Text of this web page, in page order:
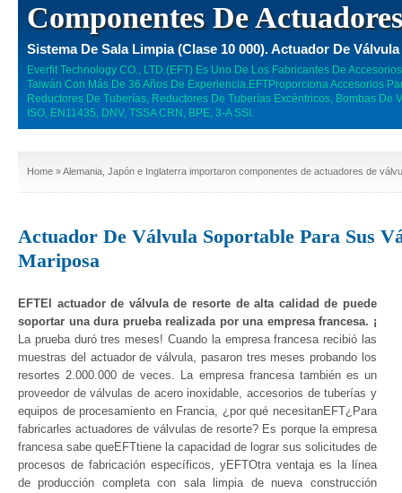
Componentes De
Sistema De Sala Limpia (clase 10 000). Actuador De
Everfit Technology CO., LTD.(EFT) Es Uno De Los Fabricantes De
Taiwán Con Más De 36 Años De Experiencia.EFTProporciona Accesorios
Reductores De Tuberías, Reductores De Tuberías Excéntricos, Bombas De
ISO, EN11435, DNV, TSSA CRN, BPE, 3-A SSI.
Home » Alemania, Japón e Inglaterra importaron componentes de actuadores de
Actuador De Válvula Soportable Para Sus
Mariposa
EFTEl actuador de válvula de resorte de alta calidad de puede
soportar una dura prueba realizada por una empresa francesa. ¡
La prueba duró tres meses! Cuando la empresa francesa recibió las
muestras del actuador de válvula, pasaron tres meses probando los
resortes 2.000.000 de veces. La empresa francesa también es un
proveedor de válvulas de acero inoxidable, accesorios de tuberías y
equipos de procesamiento en Francia, ¿por qué necesitanEFT¿Para
fabricarles actuadores de válvulas de resorte? Es porque la empresa
francesa sabe queEFTtiene la capacidad de lograr sus solicitudes de
procesos de fabricación específicos, yEFTOtra ventaja es la línea
de producción completa con sala limpia de nueva construcción